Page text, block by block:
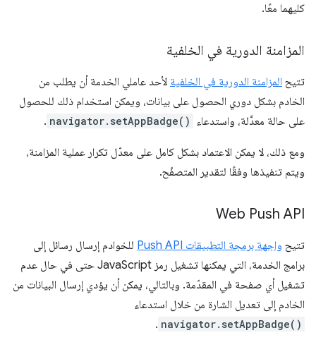
كليهما معًا.
المزامنة الدورية في الخلفية
تتيح المزامنة الدورية في الخلفية لأحد عاملي الخدمة أن يطلب من
الخادم بشكل دوري الحصول على بيانات، ويمكن استخدام ذلك للحصول
على حالة معدَّلة، واستدعاء
navigator.setAppBadge()
.
ومع ذلك، لا يمكن الاعتماد بشكل كامل على معدّل تكرار عملية المزامنة،
ويتم تنفيذها وفقًا لتقدير المتصفّح.
Web Push API
تتيح واجهة برمجة التطبيقات Push API
للخوادم إرسال رسائل إلى
برامج الخدمة، التي يمكنها تشغيل رمز JavaScript حتى في حال عدم
تشغيل أي صفحة في المقدّمة. وبالتالي، يمكن أن يؤدي إرسال البيانات من
الخادم إلى تعديل الشارة من خلال استدعاء
navigator.setAppBadge()
.